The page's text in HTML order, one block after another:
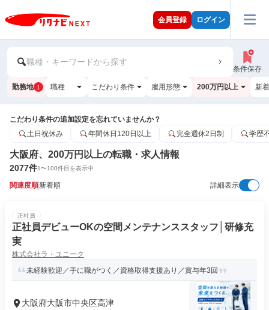
会員登録 ログイン
職種・キーワードから探す
条件保存
勤務地 1 職種 こだわり条件 雇用形態 200万円以上 新
こだわり条件の追加設定を忘れていませんか？
土日祝休み
年間休日120日以上 完全週休2日制 学歴
大阪府、200万円以上の転職・求人情報
2077件1〜100件目を表示中
関連度順新着順 詳細表示
正社員
正社員デビューOKの空間メンテナンススタッフ│研修充
実
株式会社ラ・ユニーク
未経験歓迎／手に職がつく／資格取得支援あり／賞与年3回
大阪府大阪市中央区高津